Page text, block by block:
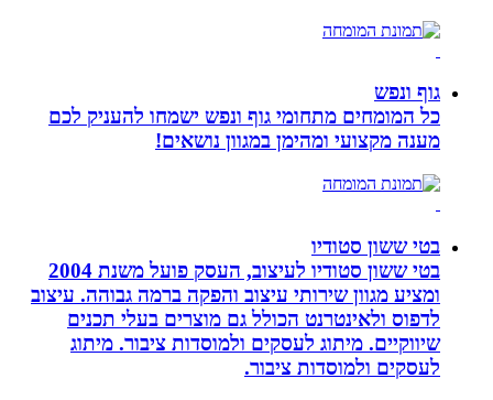
גוף ונפש
כל המומחים מתחומי גוף ונפש ישמחו להעניק לכם
מענה מקצועי ומהימן במגוון נושאים!
בטי ששון סטודיו
בטי ששון סטודיו לעיצוב, העסק פועל משנת 2004
ומציע מגוון שירותי עיצוב והפקה ברמה גבוהה. עיצוב
לדפוס ולאינטרנט הכולל גם מוצרים בעלי תכנים
שיווקיים. מיתוג לעסקים ולמוסדות ציבור. מיתוג
לעסקים ולמוסדות ציבור.